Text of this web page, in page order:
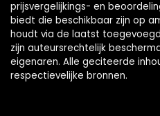
prijsvergelijkings- en
biedt die beschikbaar zijn op
houdt via de laatst
zijn auteursrechtelijk
eigenaren. Alle geciteerde
respectievelijke bronnen.